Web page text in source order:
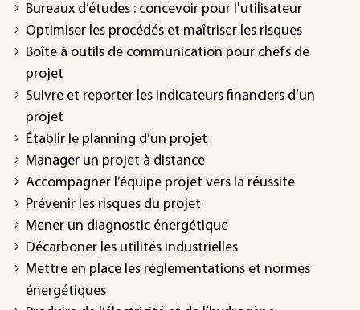
Bureaux d’études : concevoir pour l'utilisateur
Optimiser les procédés et maîtriser les risques
Boîte à outils de communication pour chefs de
projet
Suivre et reporter les indicateurs financiers d’un
projet
Établir le planning d’un projet
Manager un projet à distance
Accompagner l’équipe projet vers la réussite
Prévenir les risques du projet
Mener un diagnostic énergétique
Décarboner les utilités industrielles
Mettre en place les réglementations et normes
énergétiques